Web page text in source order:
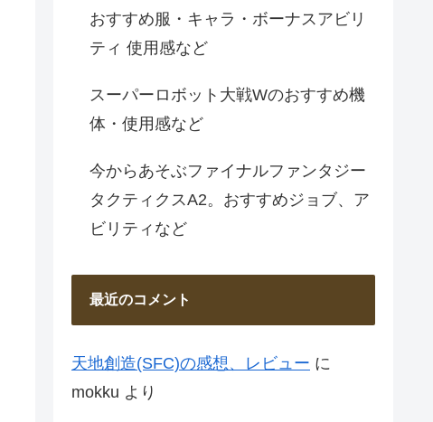
おすすめ服・キャラ・ボーナスアビリ
ティ 使用感など
スーパーロボット大戦Wのおすすめ機
体・使用感など
今からあそぶファイナルファンタジー
タクティクスA2。おすすめジョブ、ア
ビリティなど
最近のコメント
天地創造(SFC)の感想、レビュー に
mokku より